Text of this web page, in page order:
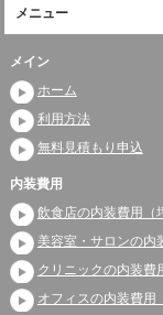
メニュー
メイン
ホーム
利用方法
無料見積もり申込
内装費用
飲食店の内装費用（
美容室・サロンの内
クリニックの内装費
オフィスの内装費用